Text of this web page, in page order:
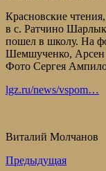
Красновские
в с. Ратчино
пошел в школу. На
Шемшученко, Арсен
Фото Сергея
lgz.ru/news/vspom…
Виталий Молчанов
Предыдущая